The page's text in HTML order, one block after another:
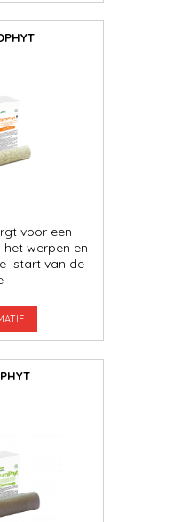
voor een
werpen en
start van de